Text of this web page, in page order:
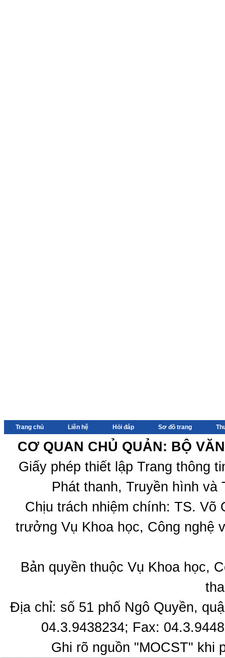
Trang chủ Liên hệ Hỏi đáp Sơ đồ trang
CƠ QUAN CHỦ QUẢN: BỘ
Giấy phép thiết lập Trang thông
Phát thanh, Truyền hình
Chịu trách nhiệm chính: TS.
trưởng Vụ Khoa học, Công nghệ
Bản quyền thuộc Vụ Khoa học,
Địa chỉ: số 51 phố Ngô Quyền,
04.3.9438234; Fax:
Ghi rõ nguồn "MOCST" khi